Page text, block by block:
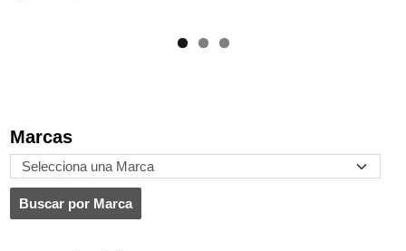
Marcas